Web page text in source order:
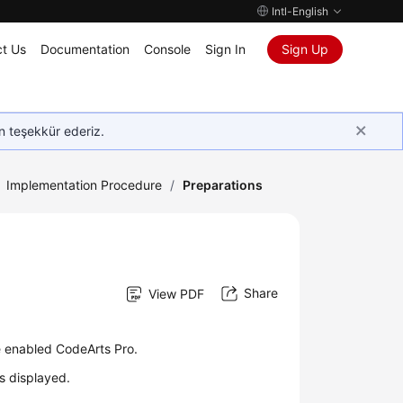
Intl-English
Us Documentation Console Sign In Sign Up
teşekkür ederiz.
Implementation Procedure / Preparations
View PDF Share
CodeArts Pro.
displayed.